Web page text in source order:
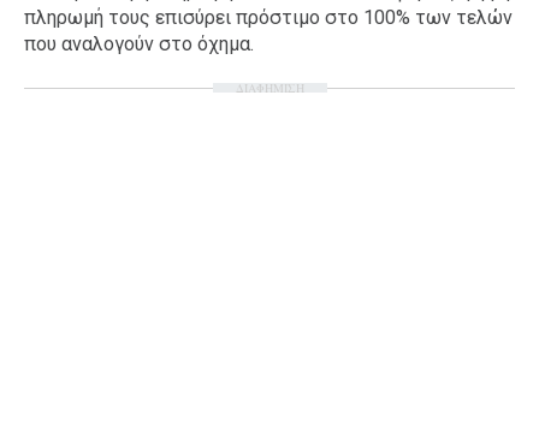
πληρωμή τους επισύρει πρόστιμο στο 100% των τελών
που αναλογούν στο όχημα.
ΔΙΑΦΗΜΙΣΗ